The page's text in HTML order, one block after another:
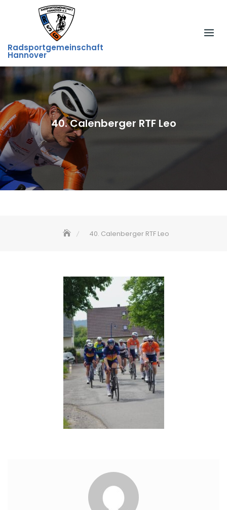
Radsportgemeinschaft
Hannover
40. Calenberger RTF Leo
40. Calenberger RTF Leo